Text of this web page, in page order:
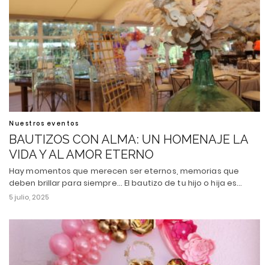
Nuestros eventos
BAUTIZOS CON ALMA: UN HOMENAJE LA
VIDA Y AL AMOR ETERNO
Hay momentos que merecen ser eternos, memorias que
deben brillar para siempre... El bautizo de tu hijo o hija es…
5 julio, 2025